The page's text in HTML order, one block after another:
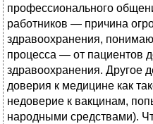
профессионального
работников — причина
здравоохранения,
процесса — от пациентов
здравоохранения. Другое
доверия к медицине как
недоверие к вакцинам,
народными средствами).